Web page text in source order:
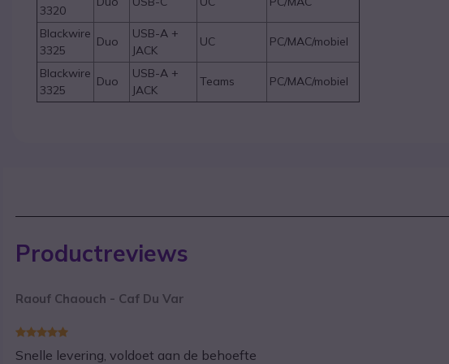
3320
Blackwire
3325
Duo
USB-A +
JACK
UC PC/MAC/mobiel
Blackwire
3325
Duo
USB-A +
JACK
Teams PC/MAC/mobiel
Productreviews
Raouf Chaouch - Caf Du Var
Snelle levering, voldoet aan de behoefte